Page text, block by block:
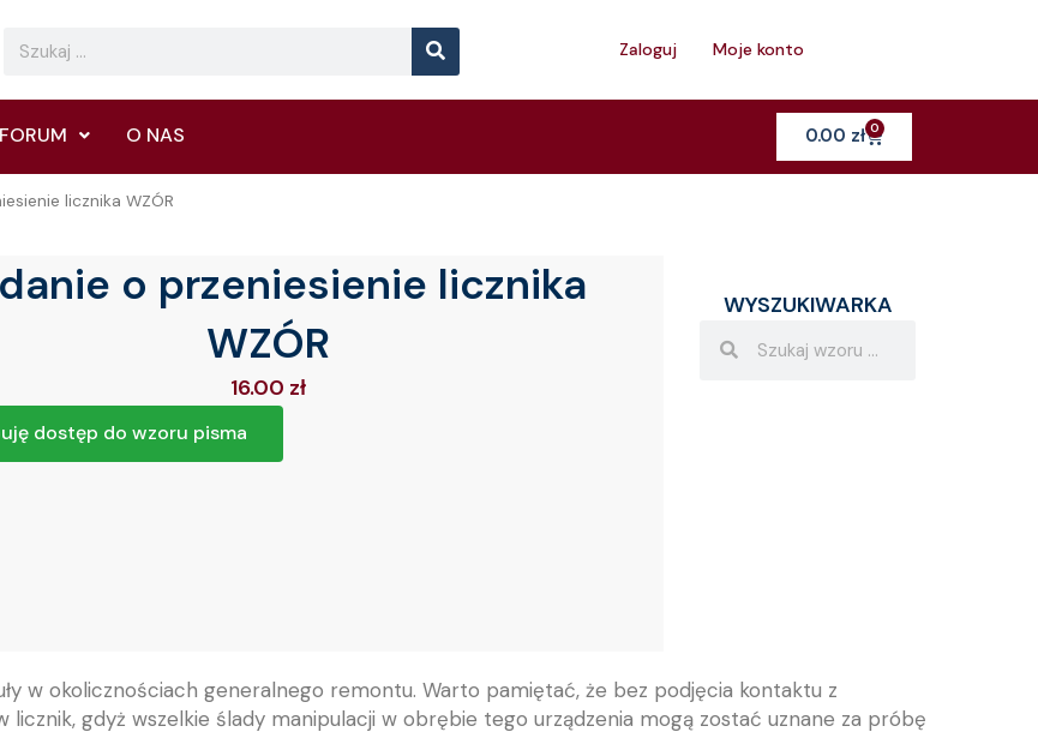
Search Search
Zaloguj Moje konto
FORUM O NAS 0.00 zł 0Cart
licznika WZÓR
o przeniesienie licznika
WZÓR
16.00 zł
dostęp do wzoru pisma
WYSZUKIWARKA
w okolicznościach generalnego remontu. Warto pamiętać, że bez podjęcia kontaktu z
gdyż wszelkie ślady manipulacji w obrębie tego urządzenia mogą zostać uznane za próbę